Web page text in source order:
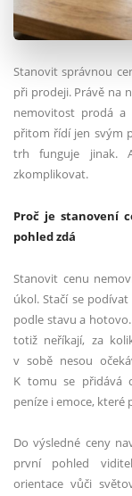
Stanovit správnou
při prodeji. Právě na
nemovitost prodá a
přitom řídí jen svým
trh funguje jinak.
zkomplikovat.
Proč je stanovení
pohled zdá
Stanovit cenu
úkol. Stačí se
podle stavu a
totiž neříkají, za
v sobě nesou
K tomu se přidává
peníze i emoce,
Do výsledné ceny
první pohled
orientace vůči